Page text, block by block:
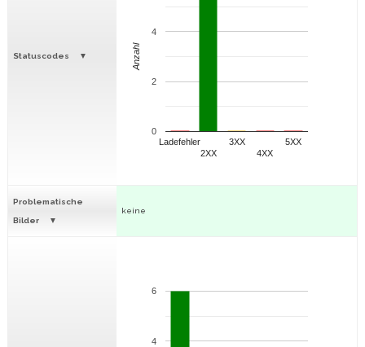
Statuscodes
Ladefehler
2XX
3XX
4XX
5XX
0
2
4
Anzahl
Problematische
Bilder
keine
4
6